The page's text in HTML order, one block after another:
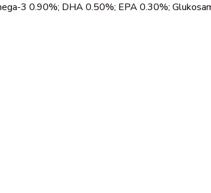
3 0.90%; DHA 0.50%; EPA 0.30%;